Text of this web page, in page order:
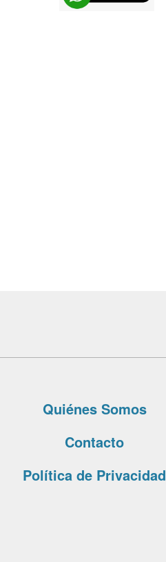
Quiénes Somos
Contacto
Política de Privacidad